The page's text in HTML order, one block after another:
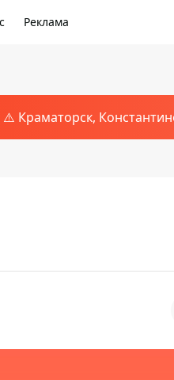
Реклама
⚠️ Краматорск,